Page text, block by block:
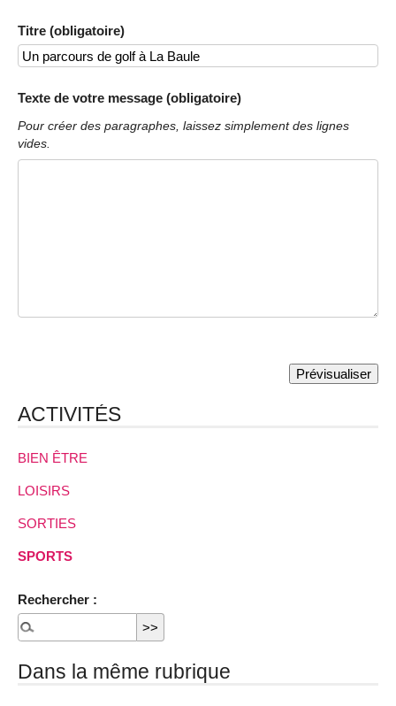
Titre (obligatoire)
Texte de votre message (obligatoire)
Pour créer des paragraphes, laissez simplement des lignes
vides.
ACTIVITÉS
BIEN ÊTRE
LOISIRS
SORTIES
SPORTS
Rechercher :
Dans la même rubrique